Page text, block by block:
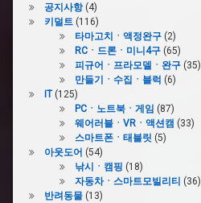
공지사항(4)
키덜트(116)
타마고치ㆍ액정완구(2)
RCㆍ드론ㆍ미니4구(65)
피규어ㆍ프라모델ㆍ완구(35)
만들기ㆍ수집ㆍ블럭 (6)
IT(125)
PCㆍ노트북ㆍ게임 (87)
웨어러블ㆍVRㆍ액션캠 (33)
스마트폰ㆍ태블릿 (5)
아웃도어 (54)
낚시ㆍ캠핑 (18)
자동차ㆍ스마트모빌리티 (36)
반려동물(13)